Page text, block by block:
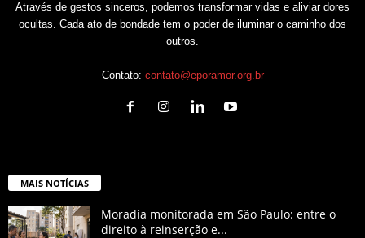
Através de gestos sinceros, podemos transformar vidas e aliviar dores
ocultas. Cada ato de bondade tem o poder de iluminar o caminho dos
outros.
Contato: contato@eporamor.org.br
MAIS NOTÍCIAS
Moradia monitorada em São Paulo: entre o
direito à reinserção e...